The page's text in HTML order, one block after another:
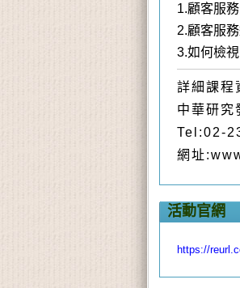
1.顧客服
2.顧客服
3.如何檢
詳細課
中華研究
Tel:02-
網址
活動官網
https://